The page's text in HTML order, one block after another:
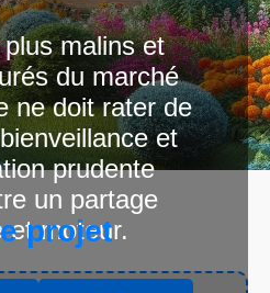
malins et
du marché
ne doit rater de
et
prudente
un partage
et moteur.
projet